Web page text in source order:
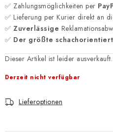
✅ Zahlungsmöglichkeiten per
✅ Lieferung per Kurier direkt an
✅ Zuverlässige
✅ Der größte
Dieser Artikel ist leider
Derzeit nicht verfügbar
Lieferoptionen